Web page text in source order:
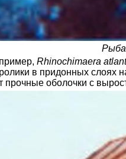
Рыба
Rhinochimaera
в придонных слоях
прочные оболочки с